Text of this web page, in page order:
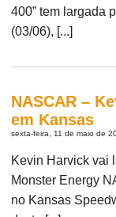
400” tem largada
(03/06), [...]
NASCAR –
em Kansas
sexta-feira, 11 de maio de
Kevin Harvick vai
Monster Energy
no Kansas